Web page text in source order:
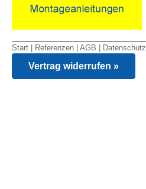
Start Referenzen AGB Datenschutz
Vertrag widerrufen »